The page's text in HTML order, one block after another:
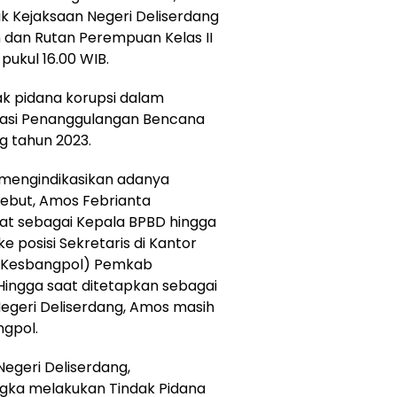
Kejaksaan Negeri Deliserdang
Rutan Perempuan Kelas II
16.00 WIB.
pidana korupsi dalam
Penanggulangan Bencana
tahun 2023.
adanya
Amos Febrianta
sebagai Kepala BPBD hingga
posisi Sekretaris di Kantor
Pemkab
saat ditetapkan sebagai
Deliserdang, Amos masih
Deliserdang,
melakukan Tindak Pidana